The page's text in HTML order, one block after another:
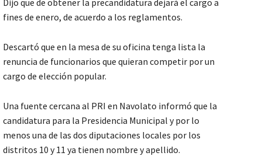
fines de enero, de acuerdo a los reglamentos.
Descartó que en la mesa de su oficina tenga lista la
renuncia de funcionarios que quieran competir por un
cargo de elección popular.
Una fuente cercana al PRI en Navolato informó que la
candidatura para la Presidencia Municipal y por lo
menos una de las dos diputaciones locales por los
distritos 10 y 11 ya tienen nombre y apellido.